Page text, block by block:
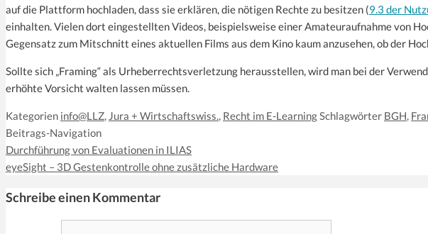
auf die Plattform hochladen, dass sie erklären, die nötigen Rechte zu besitzen (9.3 der
einhalten. Vielen dort eingestellten Videos, beispielsweise einer Amateuraufnahme von
Gegensatz zum Mitschnitt eines aktuellen Films aus dem Kino kaum anzusehen, ob der
Sollte sich „Framing“ als Urheberrechtsverletzung herausstellen, wird man bei der
erhöhte Vorsicht walten lassen müssen.
Kategorien info@LLZ, Jura + Wirtschaftswiss., Recht im E-LearningSchlagwörter BGH,
Beitrags-Navigation
Durchführung von Evaluationen in ILIAS
eyeSight – 3D Gestenkontrolle ohne zusätzliche Hardware
Schreibe einen Kommentar